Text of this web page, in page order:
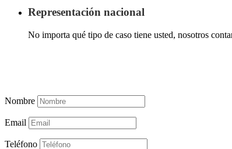
Representación nacional
No importa qué tipo de caso tiene usted, nosotros
Nombre
Email
Teléfono